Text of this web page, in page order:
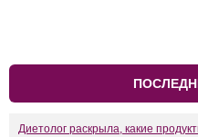
Диетолог раскрыла, какие